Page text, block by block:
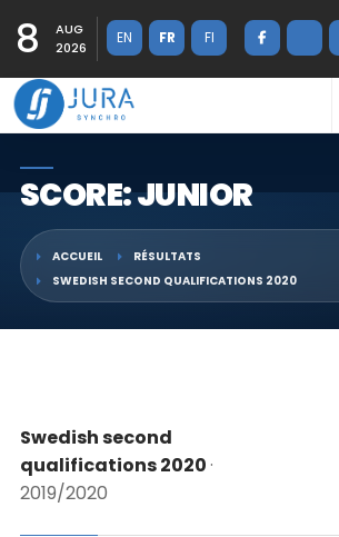
8
AUG
2026
EN FR FI
SCORE: JUNIOR
ACCUEIL
RÉSULTATS
SWEDISH SECOND QUALIFICATIONS 2020
Swedish second
qualifications 2020·
2019/2020